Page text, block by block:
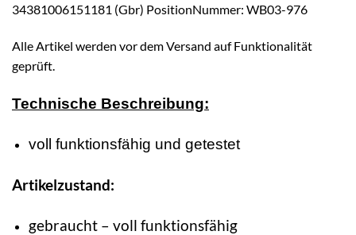
34381006151181 (Gbr) PositionNummer: WB03-976
Alle Artikel werden vor dem Versand auf Funktionalität
geprüft.
Technische Beschreibung:
voll funktionsfähig und getestet
Artikelzustand:
gebraucht – voll funktionsfähig